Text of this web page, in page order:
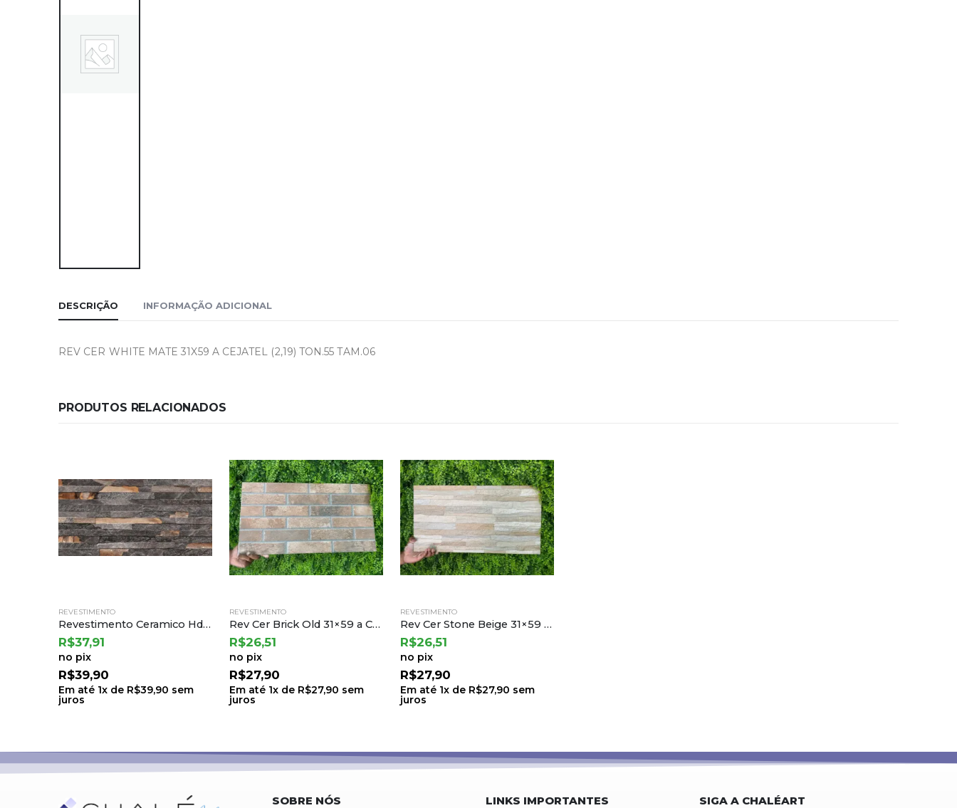
DESCRIÇÃO INFORMAÇÃO ADICIONAL
REV CER WHITE MATE 31X59 A CEJATEL (2,19) TON.55 TAM.06
PRODUTOS RELACIONADOS
REVESTIMENTO
Revestimento Ceramico Hdm 37310r Ret 35×70 a Incefra
R$37,91
no pix
R$39,90
Em até 1x de R$39,90 sem
juros
REVESTIMENTO
Rev Cer Brick Old 31×59 a Cejatel (2,19) Ton.33 B.8 Lt.33
R$26,51
no pix
R$27,90
Em até 1x de R$27,90 sem
juros
REVESTIMENTO
Rev Cer Stone Beige 31×59 a Cejatel (2,19) Ton.23 B.6 Lt.23
R$26,51
no pix
R$27,90
Em até 1x de R$27,90 sem
juros
SOBRE NÓS LINKS IMPORTANTES SIGA A CHALÉART